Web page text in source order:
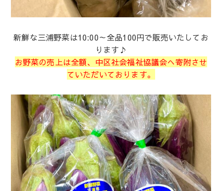
新鮮な三浦野菜は10:00～全品100円で販売いたしてお
ります♪
お野菜の売上は全額、中区社会福祉協議会へ寄附させ
ていただいております。